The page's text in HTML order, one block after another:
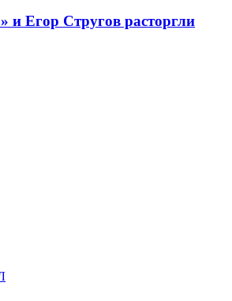
и Егор Стругов расторгли